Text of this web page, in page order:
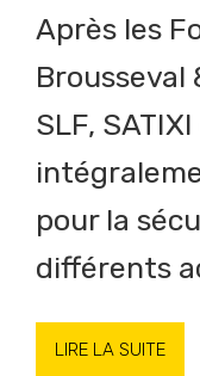
Après les
Brousseval
SLF,
pour la
différents
LIRE LA SUITE